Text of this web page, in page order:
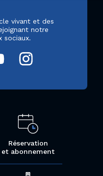
vivant et des
notre
sociaux.
Réservation
et abonnement